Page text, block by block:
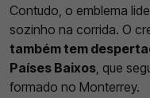
Contudo, o emblema
sozinho na corrida. O
também tem
Países Baixos, que
formado no Monterrey.